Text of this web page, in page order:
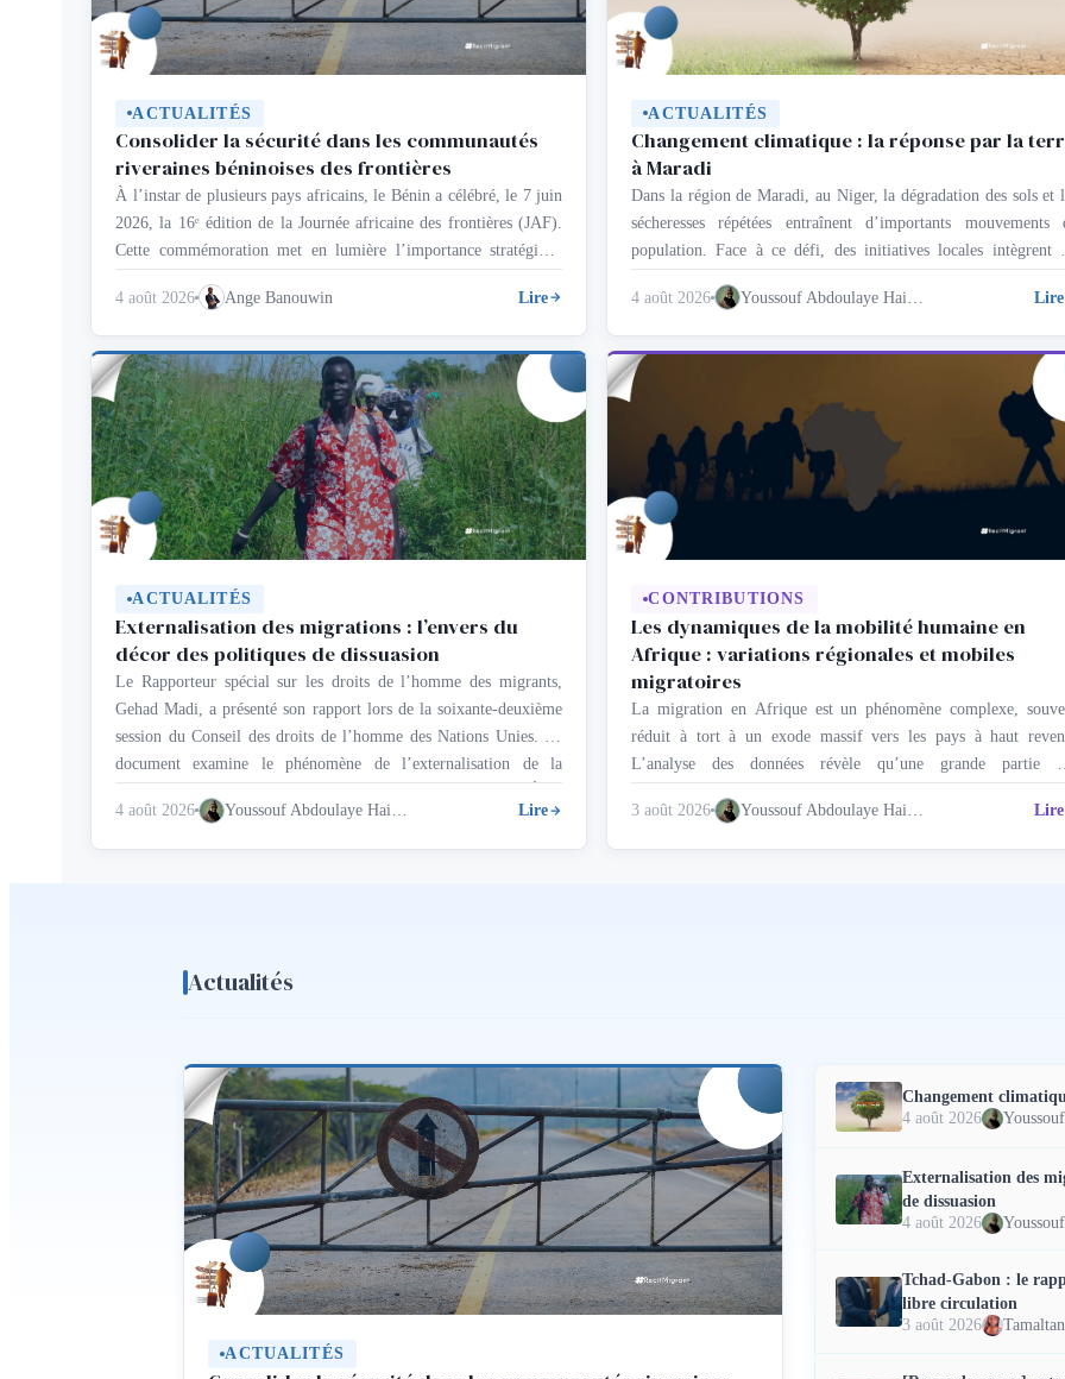
ACTUALITÉS
Consolider la sécurité dans les communautés
riveraines béninoises des frontières
À l’instar de plusieurs pays africains, le Bénin a célébré, le 7 juin
2026, la 16ᵉ édition de la Journée africaine des frontières (JAF).
Cette commémoration met en lumière l’importance stratégique
mais surtout comme des espaces de coopération, de paix, de
sécurité et d’intégration au service du …
4 août 2026 Ange Banouwin Lire
ACTUALITÉS
Changement climatique : la réponse par la
à Maradi
Dans la région de Maradi, au Niger, la dégradation des sols et
sécheresses répétées entraînent d’importants mouvements
population. Face à ce défi, des initiatives locales intègrent
transformant la détresse migratoire en levier de résilience.
crises climatiques ne sont plus des projections lointaines.
dictent …
4 août 2026 Lire
ACTUALITÉS
Externalisation des migrations : l’envers du
décor des politiques de dissuasion
Le Rapporteur spécial sur les droits de l’homme des migrants,
Gehad Madi, a présenté son rapport lors de la soixante-deuxième
session du Conseil des droits de l’homme des Nations Unies. Ce
document examine le phénomène de l’externalisation de la
gouvernance migratoire, un mécanisme par lequel les États
déplacent l’exercice de leurs fonctions frontalières et d’asile …
4 août 2026 Youssouf Abdoulaye Haidara Lire
CONTRIBUTIONS
Les dynamiques de la mobilité humaine en
Afrique : variations régionales et mobiles
migratoires
La migration en Afrique est un phénomène complexe,
réduit à tort à un exode massif vers les pays à haut
L’analyse des données révèle qu’une grande partie
déplacements de population se produisent à l’intérieur
frontières du continent. Cette mobilité est structurée par
réalités régionales hétérogènes et des motivations diverses,
3 août 2026 Youssouf Abdoulaye Haidara Lire
Actualités
ACTUALITÉS
Changement
4 août 2026
Externalisation des
de dissuasion
4 août 2026
Tchad-Gabon : le
libre circulation
3 août 2026